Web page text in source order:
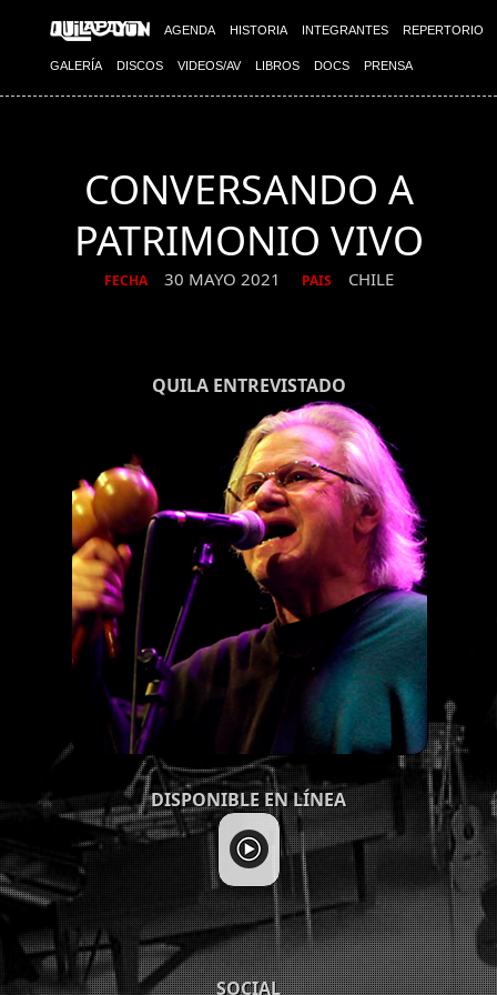
AGENDA HISTORIA INTEGRANTES REPERTORIO
GALERÍA DISCOS VIDEOS/AV LIBROS DOCS PRENSA
CONVERSANDO A
PATRIMONIO VIVO
FECHA 30 MAYO 2021 PAIS CHILE
QUILA ENTREVISTADO
DISPONIBLE EN LÍNEA
SOCIAL